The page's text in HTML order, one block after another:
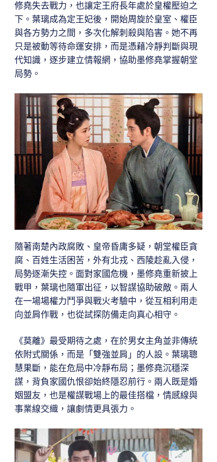
修堯失去戰力，也讓定王府長年處於皇權壓迫之
下。葉璃成為定王妃後，開始周旋於皇室、權臣
與各方勢力之間，多次化解刺殺與陷害。她不再
只是被動等待命運安排，而是憑藉冷靜判斷與現
代知識，逐步建立情報網，協助墨修堯掌握朝堂
局勢。
隨著南楚內政腐敗、皇帝昏庸多疑，朝堂權臣貪
腐、百姓生活困苦，外有北戎、西陵趁亂入侵，
局勢逐漸失控。面對家國危機，墨修堯重新披上
戰甲，葉璃也隨軍出征，以智謀協助破敵。兩人
在一場場權力鬥爭與戰火考驗中，從互相利用走
向並肩作戰，也從試探防備走向真心相守。
《莫離》最受期待之處，在於男女主角並非傳統
依附式關係，而是「雙強並肩」的人設。葉璃聰
慧果斷，能在危局中冷靜布局；墨修堯沉穩深
謀，背負家國仇恨卻始終隱忍前行。兩人既是婚
姻盟友，也是權謀戰場上的最佳搭檔，情感線與
事業線交織，讓劇情更具張力。